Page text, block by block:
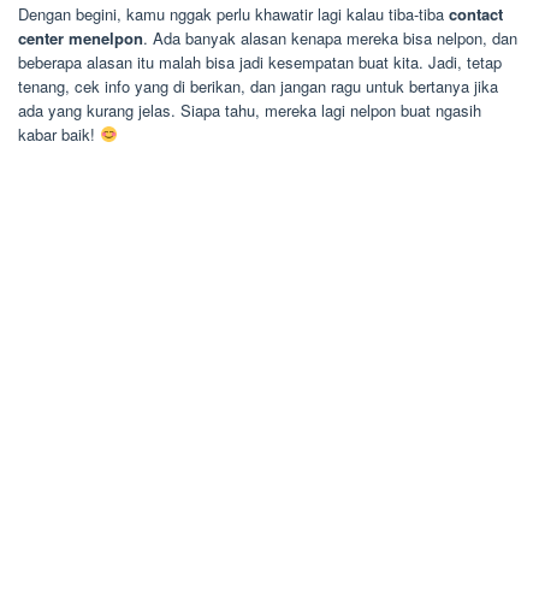
Dengan begini, kamu nggak perlu khawatir lagi kalau tiba-tiba contact
center menelpon. Ada banyak alasan kenapa mereka bisa nelpon, dan
beberapa alasan itu malah bisa jadi kesempatan buat kita. Jadi, tetap
tenang, cek info yang di berikan, dan jangan ragu untuk bertanya jika
ada yang kurang jelas. Siapa tahu, mereka lagi nelpon buat ngasih
kabar baik!